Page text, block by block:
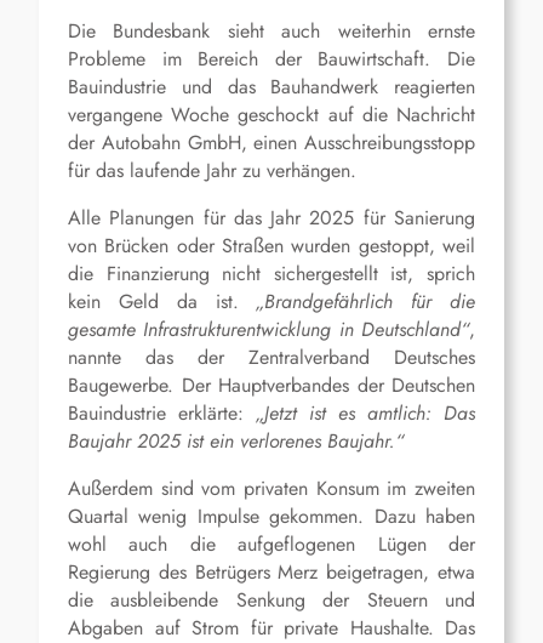
Die Bundesbank sieht auch weiterhin ernste
Probleme im Bereich der Bauwirtschaft. Die
Bauindustrie und das Bauhandwerk reagierten
vergangene Woche geschockt auf die Nachricht
der Autobahn GmbH, einen Ausschreibungsstopp
für das laufende Jahr zu verhängen.
Alle Planungen für dasJahr2025 für Sanierung
von Brücken oder Straßen wurden gestoppt, weil
die Finanzierung nicht sichergestellt ist, sprich
kein Geld da ist.„Brandgefährlich für die
gesamte Infrastrukturentwicklung in Deutschland“,
nannte das der Zentralverband Deutsches
Baugewerbe. Der Hauptverbandes der Deutschen
Bauindustrie erklärte: „Jetzt ist es amtlich: Das
Baujahr 2025 ist ein verlorenes Baujahr.“
Außerdem sind vom privaten Konsum im zweiten
Quartal wenig Impulse gekommen. Dazu haben
wohl auch die aufgeflogenen Lügen der
Regierung des Betrügers Merz beigetragen, etwa
die ausbleibende Senkung der Steuern und
Abgaben auf Strom für private Haushalte. Das